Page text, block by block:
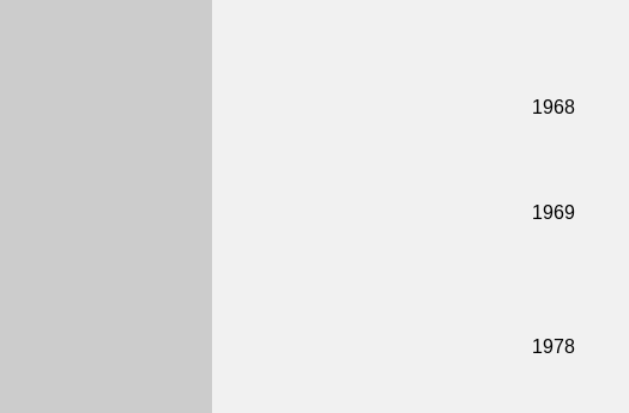
1968
1969
1978